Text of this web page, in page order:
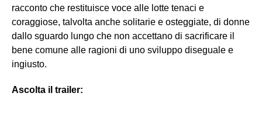
racconto che restituisce voce alle lotte tenaci e
coraggiose, talvolta anche solitarie e osteggiate, di donne
dallo sguardo lungo che non accettano di sacrificare il
bene comune alle ragioni di uno sviluppo diseguale e
ingiusto.
Ascolta il trailer: